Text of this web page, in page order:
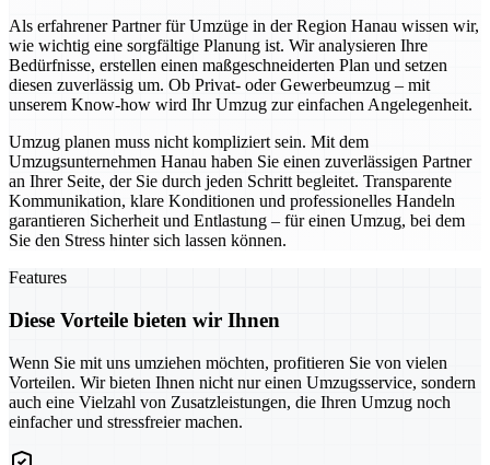
Als erfahrener Partner für Umzüge in der Region Hanau wissen wir,
wie wichtig eine sorgfältige Planung ist. Wir analysieren Ihre
Bedürfnisse, erstellen einen maßgeschneiderten Plan und setzen
diesen zuverlässig um. Ob Privat- oder Gewerbeumzug – mit
unserem Know-how wird Ihr Umzug zur einfachen Angelegenheit.
Umzug planen muss nicht kompliziert sein. Mit dem
Umzugsunternehmen Hanau haben Sie einen zuverlässigen Partner
an Ihrer Seite, der Sie durch jeden Schritt begleitet. Transparente
Kommunikation, klare Konditionen und professionelles Handeln
garantieren Sicherheit und Entlastung – für einen Umzug, bei dem
Sie den Stress hinter sich lassen können.
Features
Diese Vorteile bieten wir Ihnen
Wenn Sie mit uns umziehen möchten, profitieren Sie von vielen
Vorteilen. Wir bieten Ihnen nicht nur einen Umzugsservice, sondern
auch eine Vielzahl von Zusatzleistungen, die Ihren Umzug noch
einfacher und stressfreier machen.